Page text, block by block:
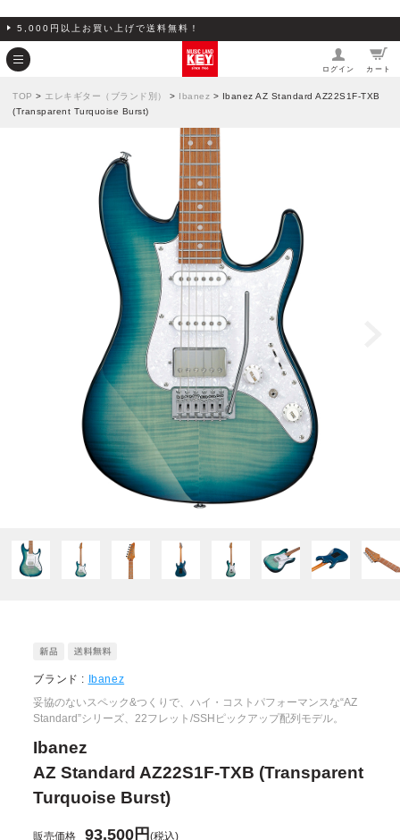
5,000円以上お買い上げで送料無料！
ログイン カート
TOP > エレキギター（ブランド別） > Ibanez > Ibanez AZ Standard AZ22S1F-TXB
(Transparent Turquoise Burst)
ブランド :
Ibanez
妥協のないスペック&つくりで、ハイ・コストパフォーマンスな“AZ
Standard”シリーズ、22フレット/SSHピックアップ配列モデル。
Ibanez
AZ Standard AZ22S1F-TXB (Transparent
Turquoise Burst)
販売価格 93,500円(税込)